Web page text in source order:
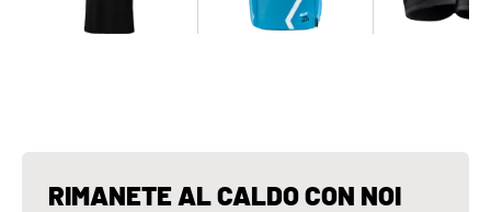
RIMANETE AL CALDO CON NOI